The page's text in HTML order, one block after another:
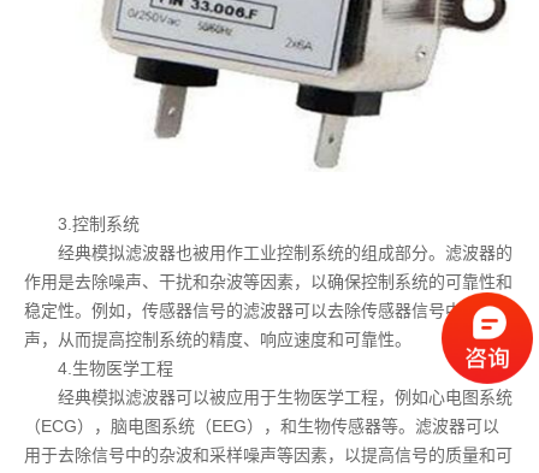
3.控制系统
经典模拟滤波器也被用作工业控制系统的组成部分。滤波器的
作用是去除噪声、干扰和杂波等因素，以确保控制系统的可靠性和
稳定性。例如，传感器信号的滤波器可以去除传感器信号中的噪
声，从而提高控制系统的精度、响应速度和可靠性。
4.生物医学工程
经典模拟滤波器可以被应用于生物医学工程，例如心电图系统
（ECG），脑电图系统（EEG），和生物传感器等。滤波器可以
用于去除信号中的杂波和采样噪声等因素，以提高信号的质量和可